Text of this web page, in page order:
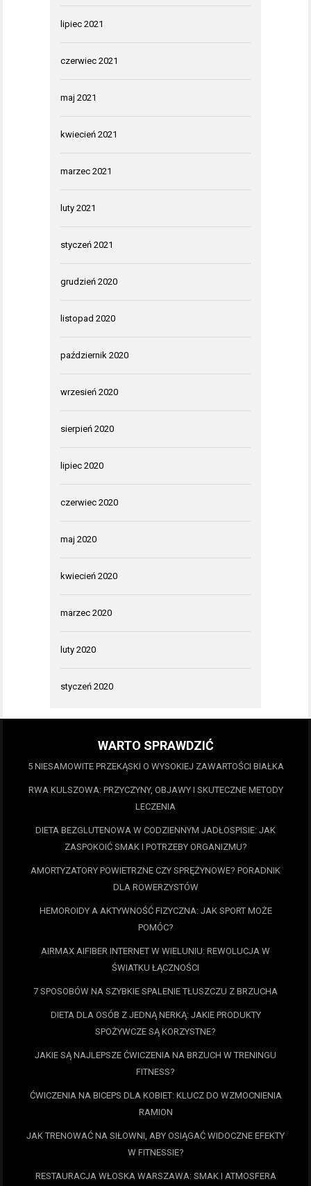
lipiec 2021
czerwiec 2021
maj 2021
kwiecień 2021
marzec 2021
luty 2021
styczeń 2021
grudzień 2020
listopad 2020
październik 2020
wrzesień 2020
sierpień 2020
lipiec 2020
czerwiec 2020
maj 2020
kwiecień 2020
marzec 2020
luty 2020
styczeń 2020
WARTO SPRAWDZIĆ
5 NIESAMOWITE PRZEKĄSKI O WYSOKIEJ ZAWARTOŚCI BIAŁKA
RWA KULSZOWA: PRZYCZYNY, OBJAWY I SKUTECZNE METODY
LECZENIA
DIETA BEZGLUTENOWA W CODZIENNYM JADŁOSPISIE: JAK
ZASPOKOIĆ SMAK I POTRZEBY ORGANIZMU?
AMORTYZATORY POWIETRZNE CZY SPRĘŻYNOWE? PORADNIK
DLA ROWERZYSTÓW
HEMOROIDY A AKTYWNOŚĆ FIZYCZNA: JAK SPORT MOŻE
POMÓC?
AIRMAX AIFIBER INTERNET W WIELUNIU: REWOLUCJA W
ŚWIATKU ŁĄCZNOŚCI
7 SPOSOBÓW NA SZYBKIE SPALENIE TŁUSZCZU Z BRZUCHA
DIETA DLA OSÓB Z JEDNĄ NERKĄ: JAKIE PRODUKTY
SPOŻYWCZE SĄ KORZYSTNE?
JAKIE SĄ NAJLEPSZE ĆWICZENIA NA BRZUCH W TRENINGU
FITNESS?
ĆWICZENIA NA BICEPS DLA KOBIET: KLUCZ DO WZMOCNIENIA
RAMION
JAK TRENOWAĆ NA SIŁOWNI, ABY OSIĄGAĆ WIDOCZNE EFEKTY
W FITNESSIE?
RESTAURACJA WŁOSKA WARSZAWA: SMAK I ATMOSFERA